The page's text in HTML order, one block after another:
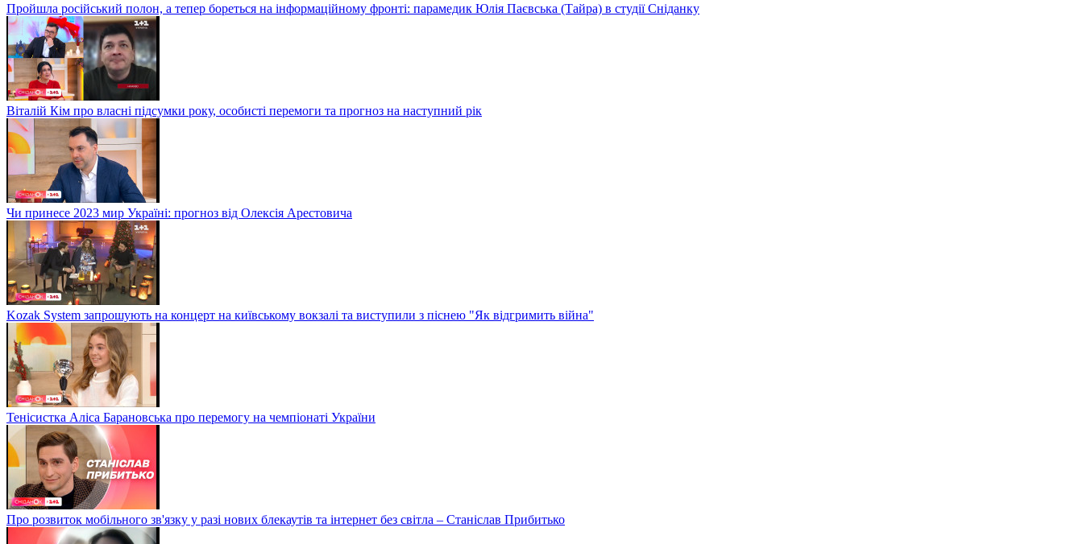
Пройшла російський полон, а тепер бореться на інформаційному фронті: парамедик Юлія Паєвська (Тайра) в студії Сніданку
Віталій Кім про власні підсумки року, особисті перемоги та прогноз на наступний рік
Чи принесе 2023 мир Україні: прогноз від Олексія Арестовича
Kozak System запрошують на концерт на київському вокзалі та виступили з піснею "Як відгримить війна"
Тенісистка Аліса Барановська про перемогу на чемпіонаті України
Про розвиток мобільного зв'язку у разі нових блекаутів та інтернет без світла – Станіслав Прибитько